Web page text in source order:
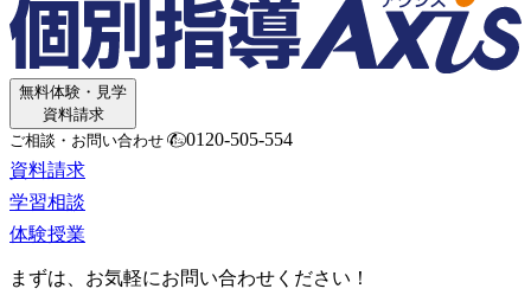
無料体験・見学
資料請求
ご相談・お問い合わせ
0120-505-554
資料請求
学習相談
体験授業
まずは、お気軽にお問い合わせください！